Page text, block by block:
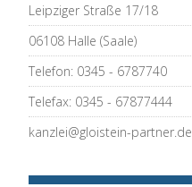
Leipziger Straße 17/18
06108 Halle (Saale)
Telefon: 0345 - 6787740
Telefax: 0345 - 67877444
kanzlei@gloistein-partner.de